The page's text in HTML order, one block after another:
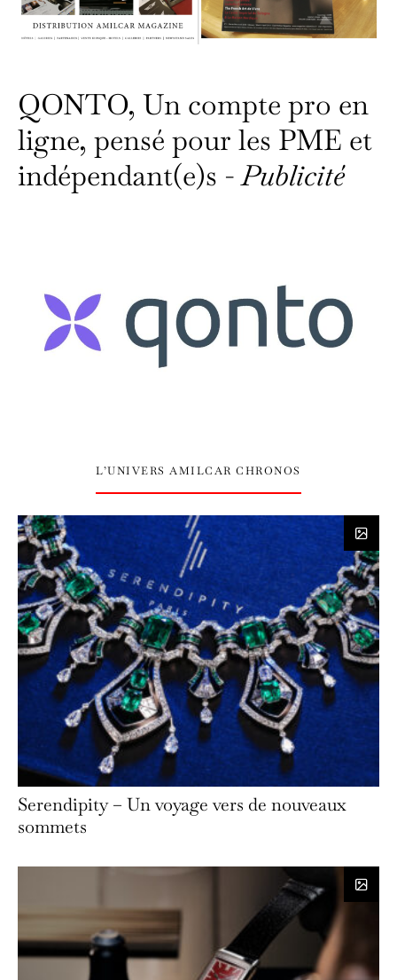
QONTO, Un compte pro en
ligne, pensé pour les PME et
indépendant(e)s -Publicité
L’UNIVERS AMILCAR CHRONOS
Serendipity – Un voyage vers de nouveaux
sommets